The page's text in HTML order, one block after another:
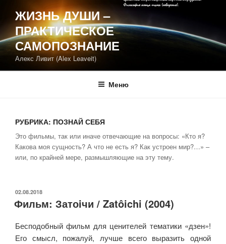
содержимому
ЖИЗНЬ ДУШИ –
ПРАКТИЧЕСКОЕ
САМОПОЗНАНИЕ
Алекс Ливит (Alex Leaveit)
Меню
РУБРИКА: ПОЗНАЙ СЕБЯ
Это фильмы, так или иначе отвечающие на вопросы: «Кто я?
Какова моя сущность? А что не есть я? Как устроен мир?…» –
или, по крайней мере, размышляющие на эту тему.
ОПУБЛИКОВАНО
02.08.2018
Фильм: Затоiчи / Zatôichi (2004)
Бесподобный фильм для ценителей тематики «дзен»!
Его смысл, пожалуй, лучше всего выразить одной